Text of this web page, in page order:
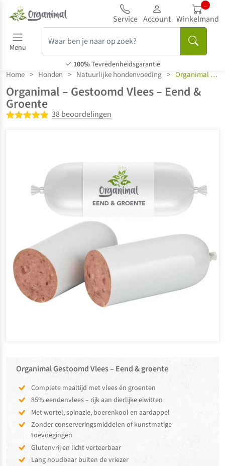
Service Account
..
Winkelmand
Menu
100%Tevredenheidsgarantie
Home > Honden > Natuurlijke hondenvoeding > Organimal Gestoomd Vlees
Organimal – Gestoomd Vlees – Eend &
Groente
38 beoordelingen
Organimal Gestoomd Vlees – Eend & groente
Complete maaltijd met vlees én groenten
85% eendenvlees – rijk aan dierlijke eiwitten
Met wortel, spinazie, boerenkool en aardappel
Zonder conserveringsmiddelen of kunstmatige
toevoegingen
Glutenvrij en licht verteerbaar
Lang houdbaar buiten de vriezer